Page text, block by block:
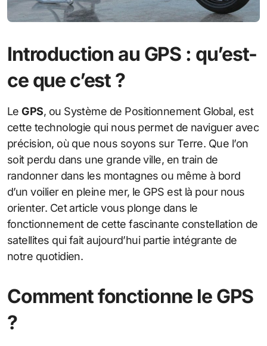
Introduction au GPS : qu’est-
ce que c’est ?
LeGPS, ou Système de Positionnement Global, est
cette technologie qui nous permet de naviguer avec
précision, où que nous soyons sur Terre. Que l’on
soit perdu dans une grande ville, en train de
randonner dans les montagnes ou même à bord
d’un voilier en pleine mer, le GPS est là pour nous
orienter. Cet article vous plonge dans le
fonctionnement de cette fascinante constellation de
satellites qui fait aujourd’hui partie intégrante de
notre quotidien.
Comment fonctionne le GPS
?